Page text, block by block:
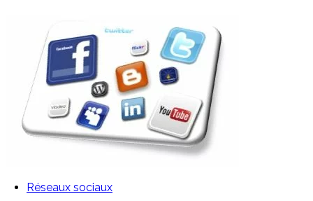
Réseaux sociaux